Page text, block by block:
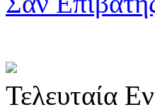
Τελευταία